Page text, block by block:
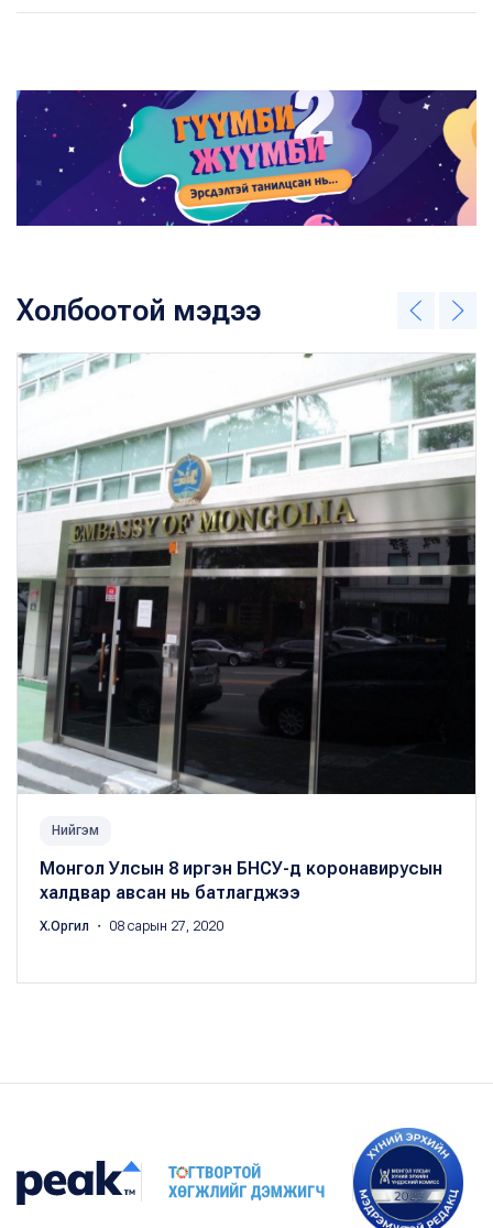
Холбоотой мэдээ
Нийгэм
Монгол Улсын 8 иргэн БНСУ-д коронавирусын
халдвар авсан нь батлагджээ
Х.Оргил ・ 08 сарын 27, 2020